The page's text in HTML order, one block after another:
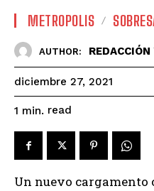
METROPOLIS
AUTHOR:
diciembre 27, 2021
1 min. read
Un nuevo cargamento